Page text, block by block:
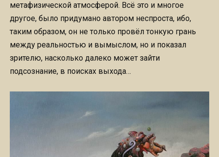
метафизической атмосферой. Всё это и многое
другое, было придумано автором неспроста, ибо,
таким образом, он не только провёл тонкую грань
между реальностью и вымыслом, но и показал
зрителю, насколько далеко может зайти
подсознание, в поисках выхода…